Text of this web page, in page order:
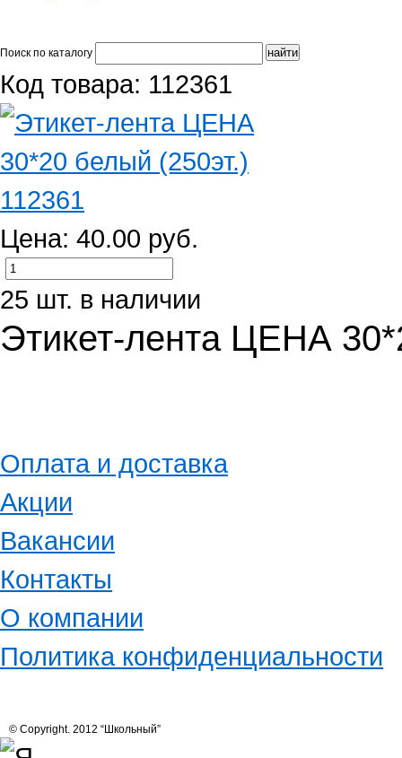
Поиск по каталогу
Код товара: 112361
Цена: 40.00 руб.
25 шт. в наличии
Этикет-лента ЦЕНА
Оплата и доставка
Акции
Вакансии
Контакты
О компании
Политика конфиденциальности
© Copyright. 2012 “Школьный”